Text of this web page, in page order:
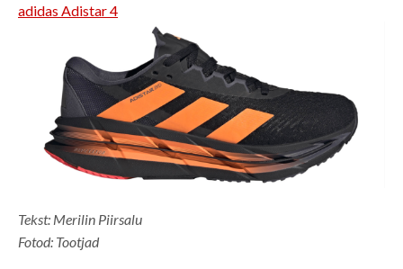
adidas Adistar 4
Tekst: Merilin Piirsalu
Fotod: Tootjad